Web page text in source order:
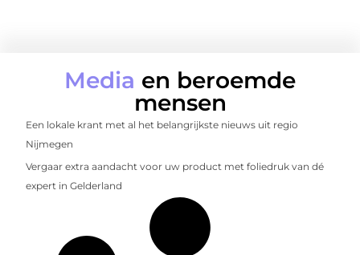
Media en beroemde
mensen
Een lokale krant met al het belangrijkste nieuws uit regio
Nijmegen
Vergaar extra aandacht voor uw product met foliedruk van dé
expert in Gelderland